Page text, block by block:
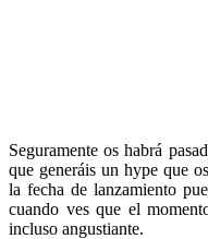
Seguramente os habrá
que generáis un hype que
la fecha de lanzamiento
cuando ves que el
incluso angustiante.